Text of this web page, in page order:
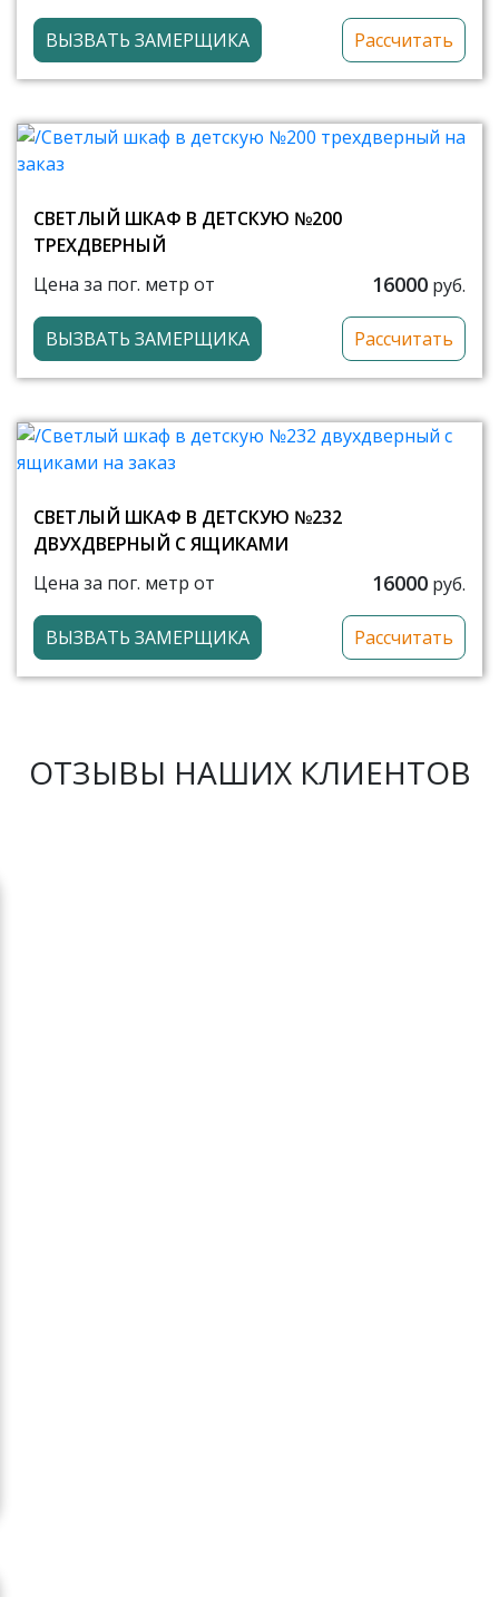
ВЫЗВАТЬ ЗАМЕРЩИКА Рассчитать
СВЕТЛЫЙ ШКАФ В ДЕТСКУЮ №200
ТРЕХДВЕРНЫЙ
Цена за пог. метр от
16000 руб.
ВЫЗВАТЬ ЗАМЕРЩИКА Рассчитать
СВЕТЛЫЙ ШКАФ В ДЕТСКУЮ №232
ДВУХДВЕРНЫЙ С ЯЩИКАМИ
Цена за пог. метр от
16000 руб.
ВЫЗВАТЬ ЗАМЕРЩИКА Рассчитать
ОТЗЫВЫ НАШИХ КЛИЕНТОВ